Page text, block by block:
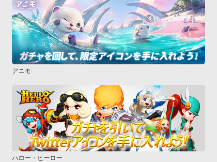
アニモ
ハロー・ヒーロー